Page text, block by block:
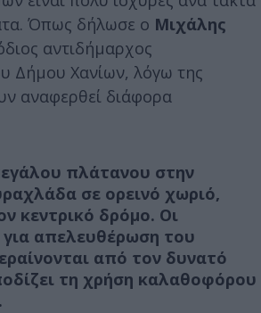
Όπως δήλωσε ο Μιχάλης
αντιδήμαρχος
Δήμου Χανίων, λόγω της
αναφερθεί διάφορα
πλάτανου στην
σε ορεινό χωριό,
κεντρικό δρόμο. Οι
απελευθέρωση του
από τον δυνατό
τη χρήση καλαθοφόρου